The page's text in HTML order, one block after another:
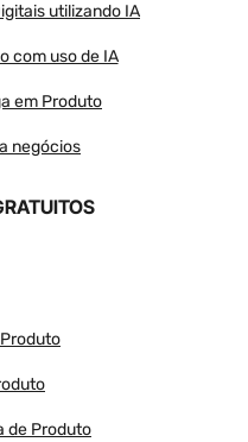
utilizando IA
com uso de IA
em Produto
negócios
de Produto